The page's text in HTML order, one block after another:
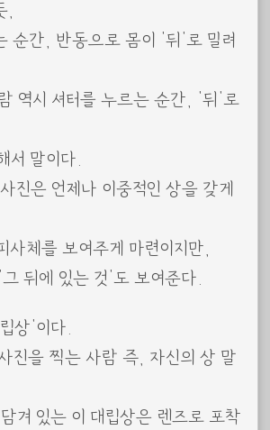
,
순간, 반동으로 몸이 ‘뒤’로 밀려
역시 셔터를 누르는 순간, ‘뒤’로
서 말이다.
진은 언제나 이중적인 상을 갖게
사체를 보여주게 마련이지만,
뒤에 있는 것’도 보여준다.
상’이다.
진을 찍는 사람 즉, 자신의 상 말
겨 있는 이 대립상은 렌즈로 포착